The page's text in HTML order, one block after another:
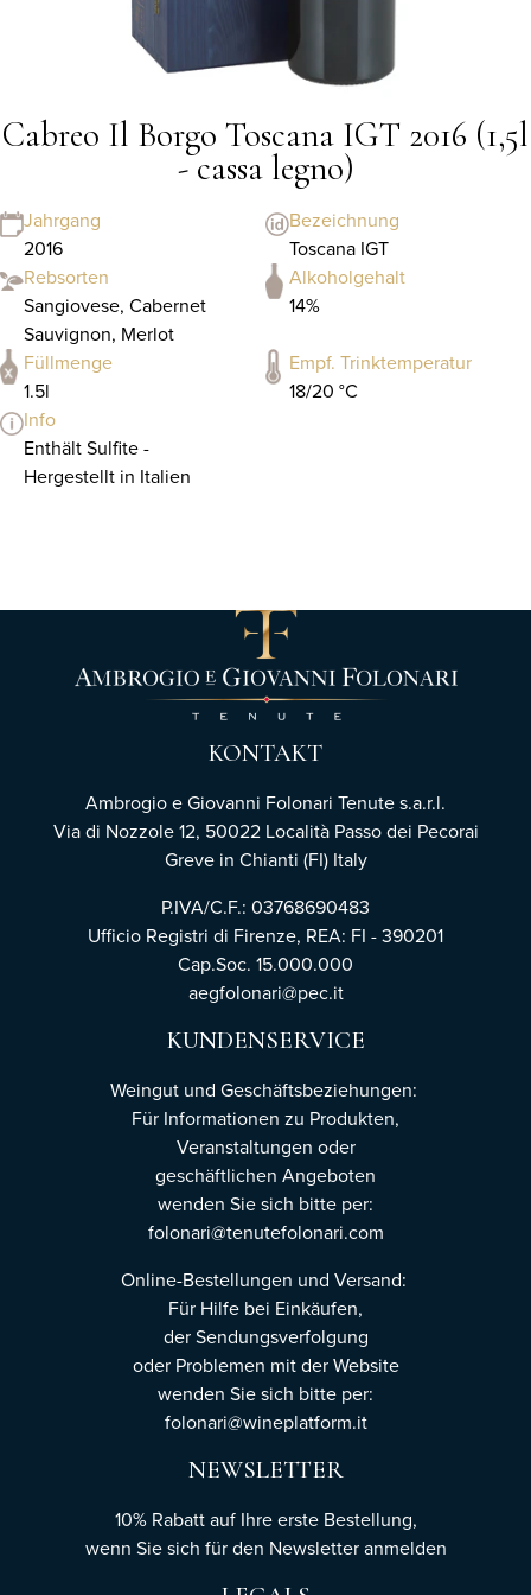
Cabreo Il Borgo Toscana IGT 2016 (1,5l
- cassa legno)
Jahrgang
2016
Bezeichnung
Toscana IGT
Rebsorten
Sangiovese, Cabernet
Sauvignon, Merlot
Alkoholgehalt
14%
Füllmenge
1.5l
Empf. Trinktemperatur
18/20 °C
Info
Enthält Sulfite -
Hergestellt in Italien
KONTAKT
Ambrogio e Giovanni Folonari Tenute s.a.r.l.
Via di Nozzole 12, 50022 Località Passo dei Pecorai
Greve in Chianti (FI) Italy
P.IVA/C.F.: 03768690483
Ufficio Registri di Firenze, REA: FI - 390201
Cap.Soc. 15.000.000
aegfolonari@pec.it
KUNDENSERVICE
Weingut und Geschäftsbeziehungen:
Für Informationen zu Produkten,
Veranstaltungen oder
geschäftlichen Angeboten
wenden Sie sich bitte per:
folonari@tenutefolonari.com
Online-Bestellungen und Versand:
Für Hilfe bei Einkäufen,
der Sendungsverfolgung
oder Problemen mit der Website
wenden Sie sich bitte per:
folonari@wineplatform.it
NEWSLETTER
10% Rabatt auf Ihre erste Bestellung,
wenn Sie sich für den Newsletteranmelden